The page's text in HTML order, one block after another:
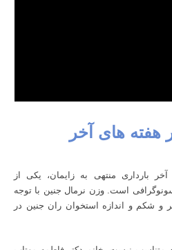
هفته های آخر
بارداری منتهی به زایمان، یکی از
است. وزن نرمال جنین با توجه
شکم و اندازه استخوان ران جنین در